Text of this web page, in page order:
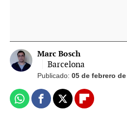
Marc Bosch
Barcelona
Publicado: 05 de febrero
WhatsappFacebook
X Flipboard